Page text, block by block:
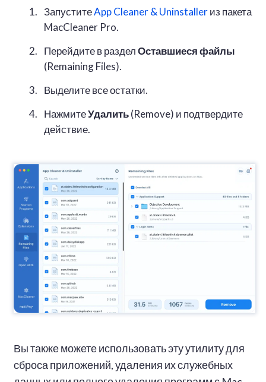
ЗапуститеApp Cleaner & Uninstallerиз пакета
MacCleaner Pro.
Перейдите в разделОставшиеся файлы
(Remaining Files).
Выделите все остатки.
НажмитеУдалить(Remove) и подтвердите
действие.
Вы также можете использовать эту утилиту для
сброса приложений, удаления их служебных